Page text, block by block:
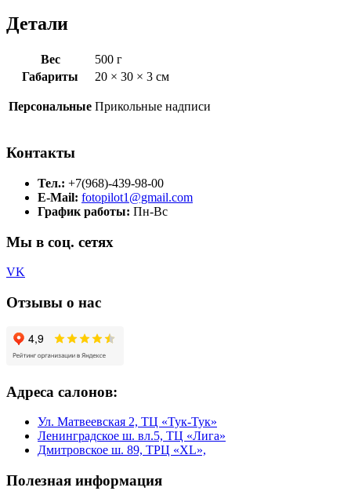
Детали
Вес
500 г
Габариты
20 × 30 × 3 см
Персональные Прикольные надписи
Контакты
Тел.: +7(968)-439-98-00
E-Mail: fotopilot1@gmail.com
График работы: Пн-Вс
Мы в соц. сетях
VK
Отзывы о нас
Адреса салонов:
Ул. Матвеевская 2, ТЦ «Тук-Тук»
Ленинградское ш. вл.5, ТЦ «Лига»
Дмитровское ш. 89, ТРЦ «XL»,
Полезная информация